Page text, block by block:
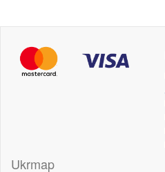
Ukrmap